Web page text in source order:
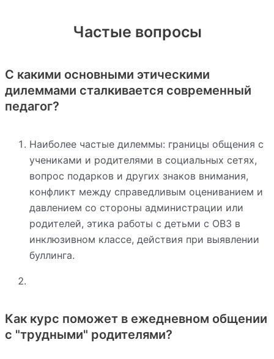
Частые вопросы
С какими основными этическими
дилеммами сталкивается современный
педагог?
Наиболее частые дилеммы: границы общения с
учениками и родителями в социальных сетях,
вопрос подарков и других знаков внимания,
конфликт между справедливым оцениванием и
давлением со стороны администрации или
родителей, этика работы с детьми с ОВЗ в
инклюзивном классе, действия при выявлении
буллинга.
Как курс поможет в ежедневном общении
с "трудными" родителями?